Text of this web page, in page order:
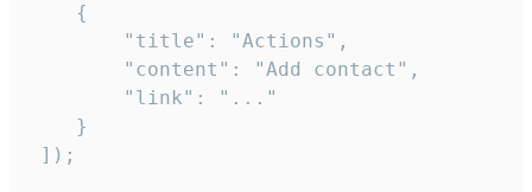
    {
        "title": "Actions",
        "content": "Add contact",
        "link": "..."
    }
]);